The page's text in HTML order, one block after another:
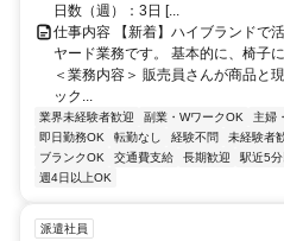
日数（週）：3日 [...
仕事内容 【新着】ハイブランドで
ヤード業務です。 基本的に、椅子
＜業務内容＞ 販売員さんが商品と
ック...
業界未経験者歓迎 副業・WワークOK 主婦
即日勤務OK
転勤なし 経験不問 未経験者
ブランクOK
交通費支給 長期歓迎 駅近5分
週4日以上OK
派遣社員